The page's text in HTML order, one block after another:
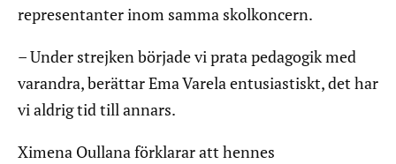
representanter inom samma skolkoncern.
– Under strejken började vi prata pedagogik med
varandra, berättar Ema Varela entusiastiskt, det har
vi aldrig tid till annars.
Ximena Oullana förklarar att hennes